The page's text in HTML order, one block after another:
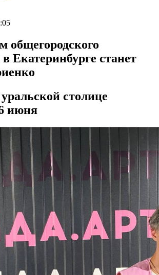
общегородского
Екатеринбурге станет
столице
июня